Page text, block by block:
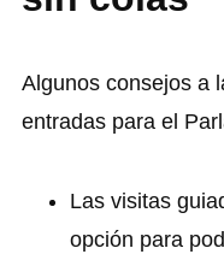
Algunos consejos a
entradas para el
Las visitas
opción para